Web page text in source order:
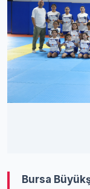
Bursa